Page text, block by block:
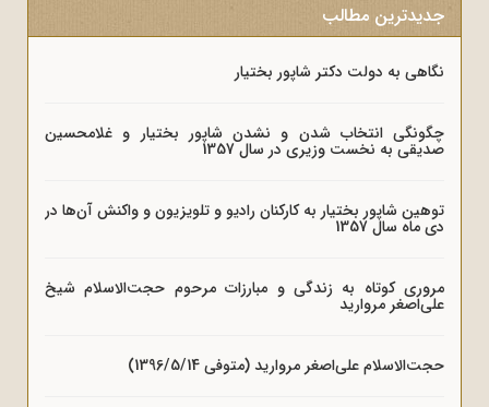
جدیدترین مطالب
نگاهی به دولت دکتر شاپور بختیار
چگونگی انتخاب شدن و نشدن شاپور بختیار و غلامحسین
صدیقی به نخست وزیری در سال 1357
توهین شاپور بختیار به کارکنان رادیو و تلویزیون و واکنش آن‌ها در
دی ماه سال 1357
مروری کوتاه به زندگی و مبارزات مرحوم حجت‌الاسلام شیخ
علی‌اصغر مروارید
حجت‌الاسلام علی‌اصغر مروارید (متوفی 1396/5/14)